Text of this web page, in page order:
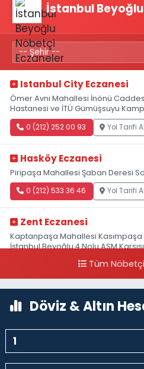
İstanbul
Istanbul City Eczanesi
Ömer Avni Mahallesi İnönü
Hastanesi ve İTÜ Gümüşsuyu
0 (212) 252 00 93 Yol Tarifi Al
Hasköy Eczanesi
Piripaşa Mahallesi Şaban Deresi
0 (212) 533 36 46 Yol Tarifi Al
Zent Eczanesi
Kaptanpaşa Mahallesi Kasımpaşa
İstanbul Beyoğlu 4 Nolu ASM Karşısı
0 (212) 297 96 92 Yol Tarifi Al
Tüm
Döviz & Altın